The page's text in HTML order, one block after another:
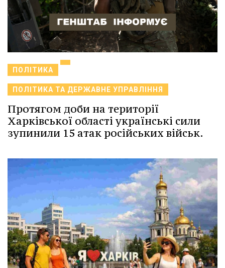
ПОЛІТИКА
ПОЛІТИКА ТА ДЕРЖАВНЕ УПРАВЛІННЯ
Протягом доби на території
Харківської області українські сили
зупинили 15 атак російських військ.